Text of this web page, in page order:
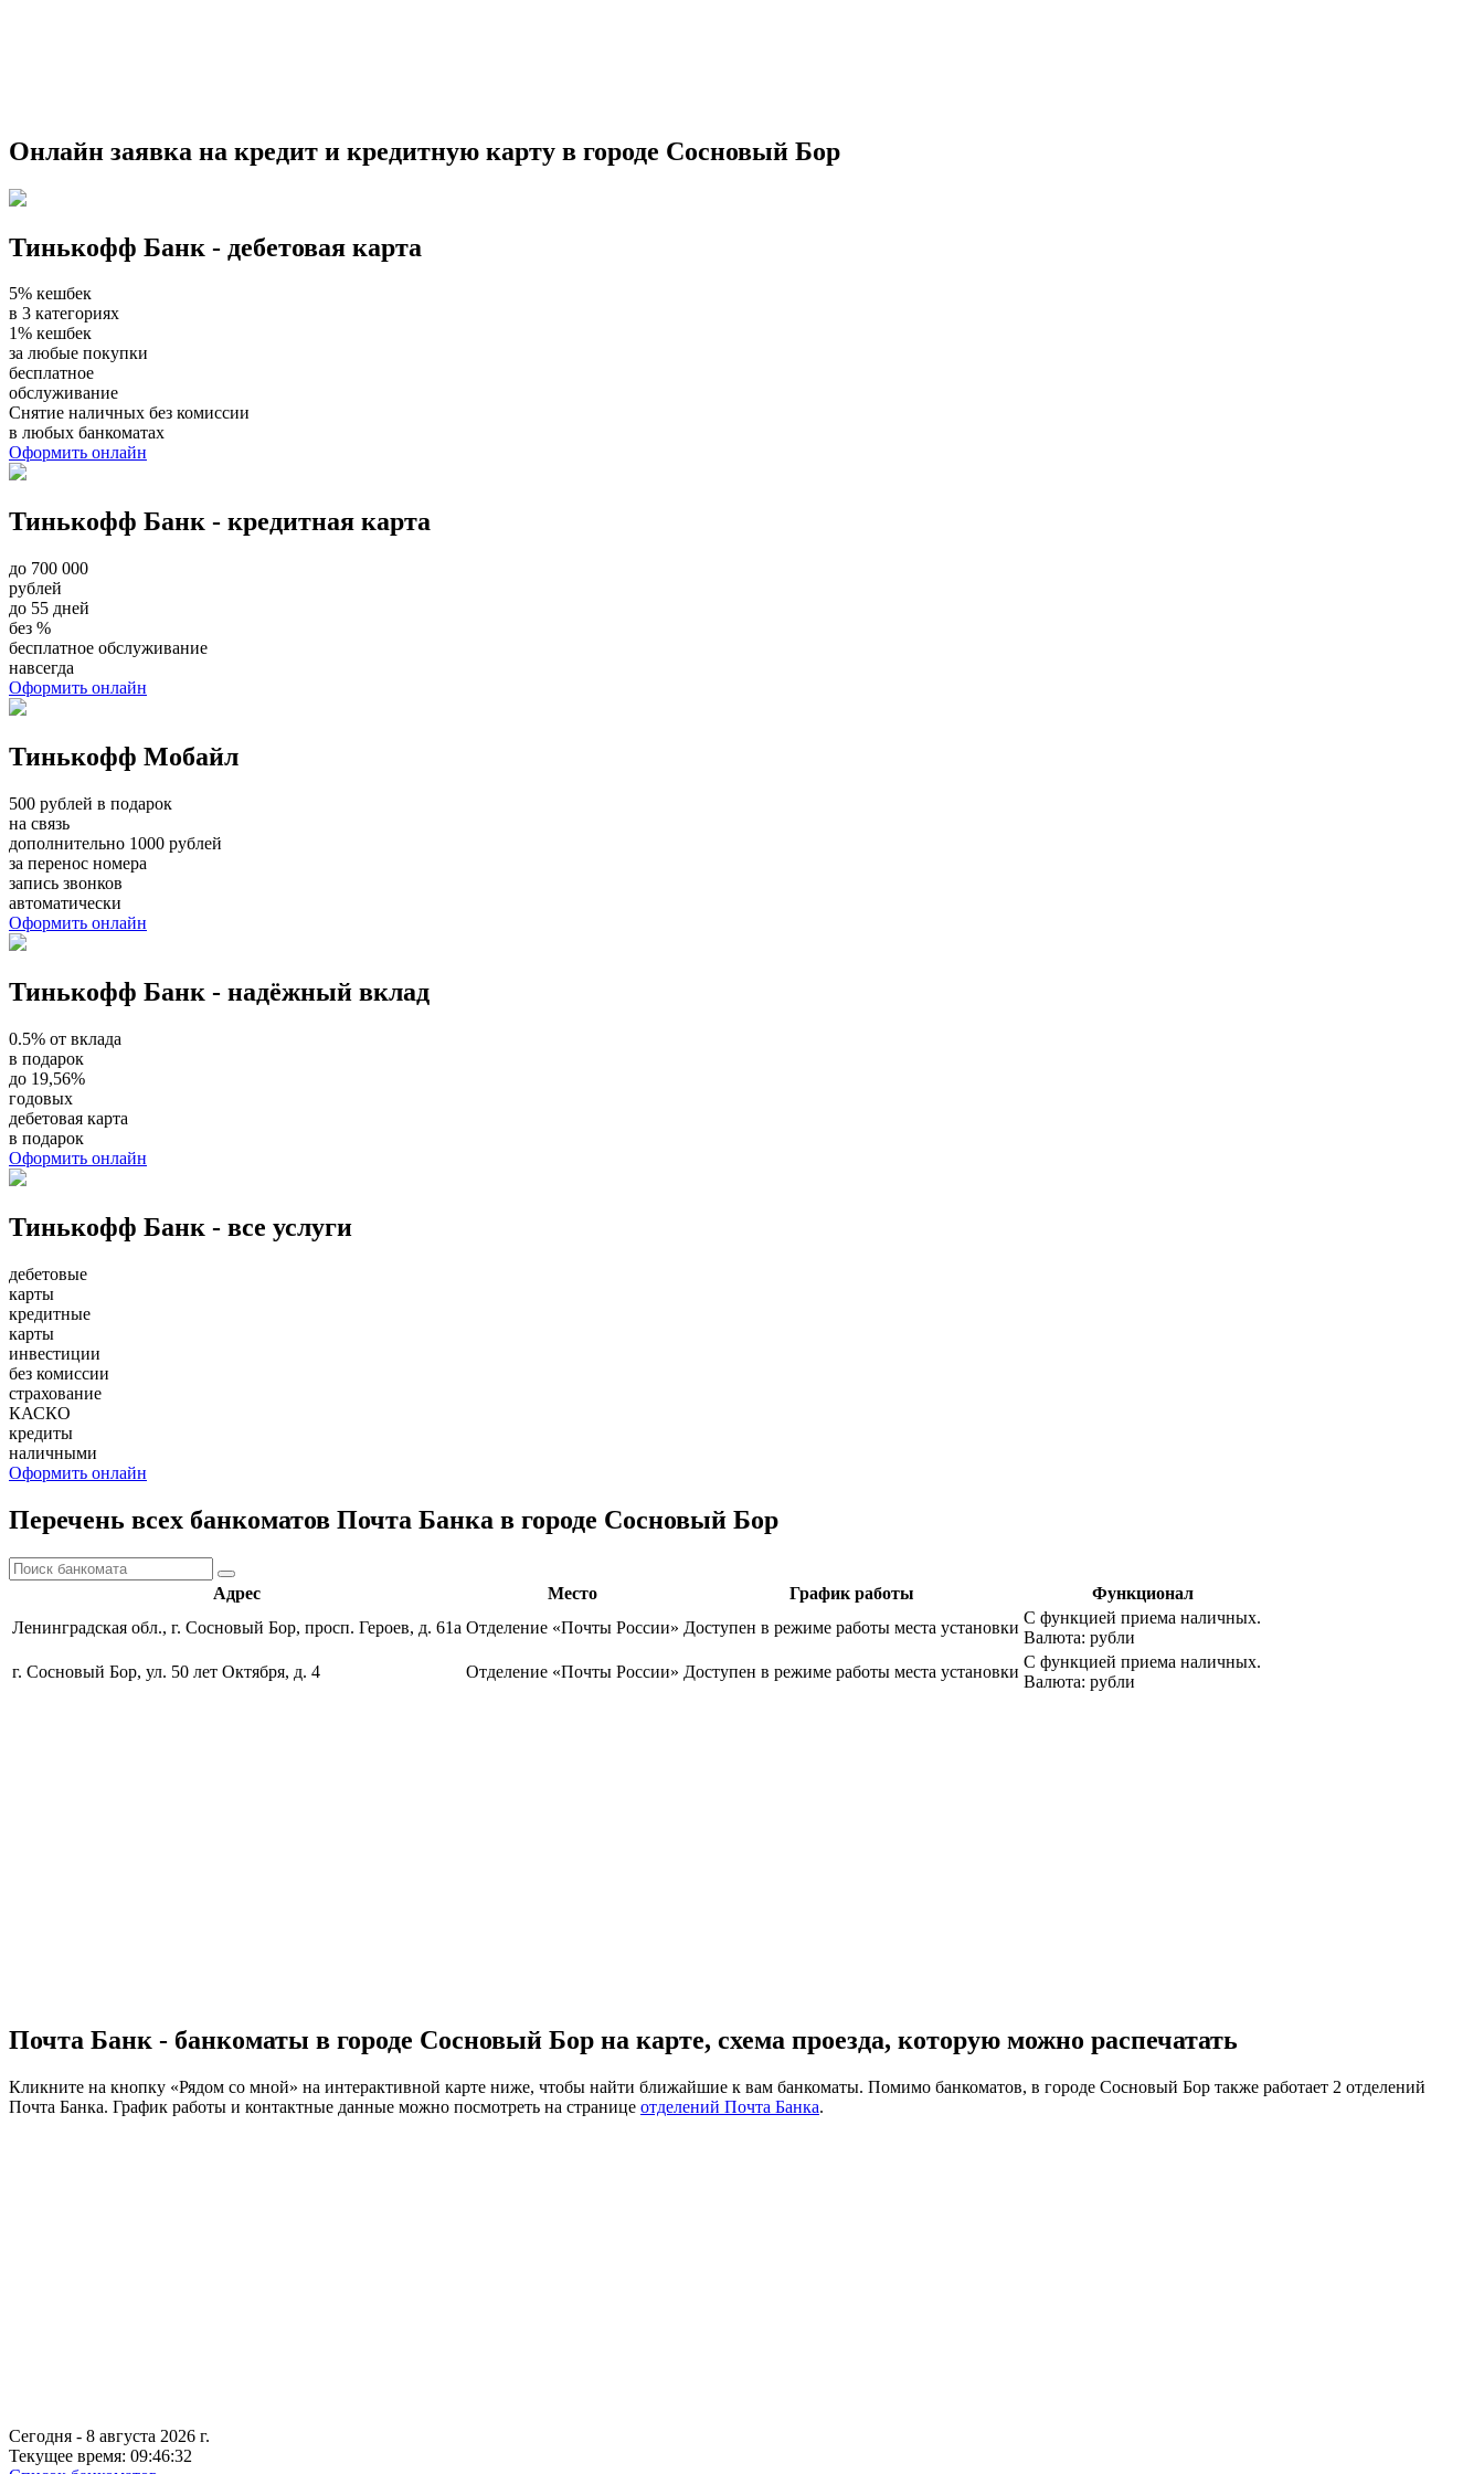
Онлайн заявка на кредит и кредитную карту в городе Сосновый Бор
Тинькофф Банк - дебетовая карта
5% кешбек
в 3 категориях
1% кешбек
за любые покупки
бесплатное
обслуживание
Снятие наличных без комиссии
в любых банкоматах
Оформить онлайн
Тинькофф Банк - кредитная карта
до 700 000
рублей
до 55 дней
без %
бесплатное обслуживание
навсегда
Оформить онлайн
Тинькофф Мобайл
500 рублей в подарок
на связь
дополнительно 1000 рублей
за перенос номера
запись звонков
автоматически
Оформить онлайн
Тинькофф Банк - надёжный вклад
0.5% от вклада
в подарок
до 19,56%
годовых
дебетовая карта
в подарок
Оформить онлайн
Тинькофф Банк - все услуги
дебетовые
карты
кредитные
карты
инвестиции
без комиссии
страхование
КАСКО
кредиты
наличными
Оформить онлайн
Перечень всех банкоматов Почта Банка в городе Сосновый Бор
Адрес Место График работы
Функционал
Ленинградская обл., г. Сосновый Бор, просп. Героев, д. 61а Отделение «Почты России» Доступен в режиме работы места установки
С функцией приема наличных.
Валюта: рубли
г. Сосновый Бор, ул. 50 лет Октября, д. 4
Отделение «Почты России» Доступен в режиме работы места установки
С функцией приема наличных.
Валюта: рубли
Почта Банк - банкоматы в городе Сосновый Бор на карте, схема проезда, которую можно распечатать
Кликните на кнопку «Рядом со мной» на интерактивной карте ниже, чтобы найти ближайшие к вам банкоматы. Помимо банкоматов, в городе Сосновый Бор также работает 2 отделений
Почта Банка. График работы и контактные данные можно посмотреть на странице отделений Почта Банка.
Сегодня - 8 августа 2026 г.
Текущее время: 09:46:33